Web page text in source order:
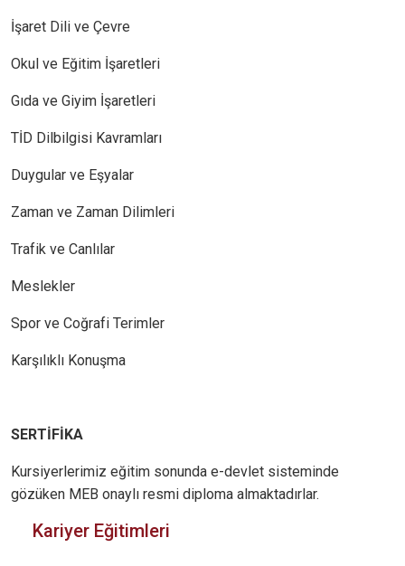
İşaret Dili ve Çevre
Okul ve Eğitim İşaretleri
Gıda ve Giyim İşaretleri
TİD Dilbilgisi Kavramları
Duygular ve Eşyalar
Zaman ve Zaman Dilimleri
Trafik ve Canlılar
Meslekler
Spor ve Coğrafi Terimler
Karşılıklı Konuşma
SERTİFİKA
Kursiyerlerimiz eğitim sonunda e-devlet sisteminde
gözüken MEB onaylı resmi diploma almaktadırlar.
Kariyer Eğitimleri